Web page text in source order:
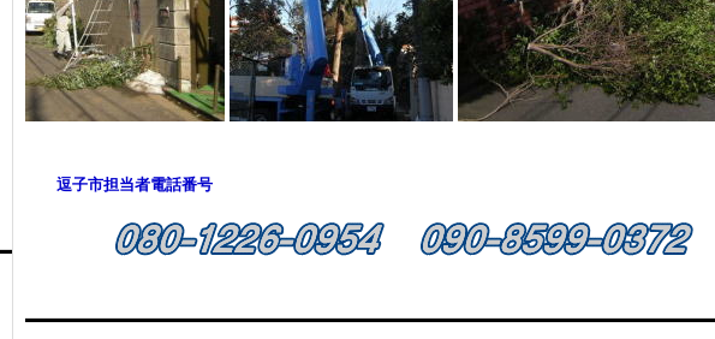
逗子市担当者電話番号